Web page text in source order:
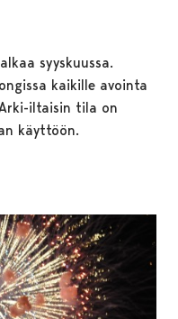
syyskuussa.
kaikille avointa
iltaisin tila on
käyttöön.